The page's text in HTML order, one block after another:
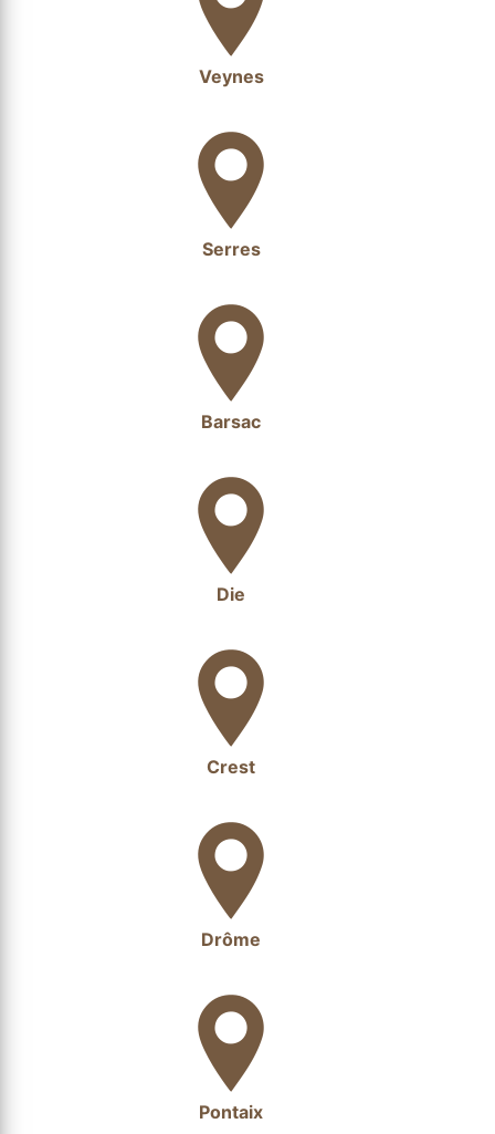
Veynes
Serres
Barsac
Die
Crest
Drôme
Pontaix